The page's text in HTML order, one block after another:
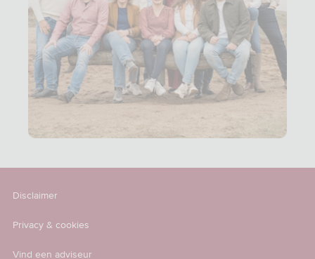
Disclaimer
Privacy & cookies
Vind een adviseur